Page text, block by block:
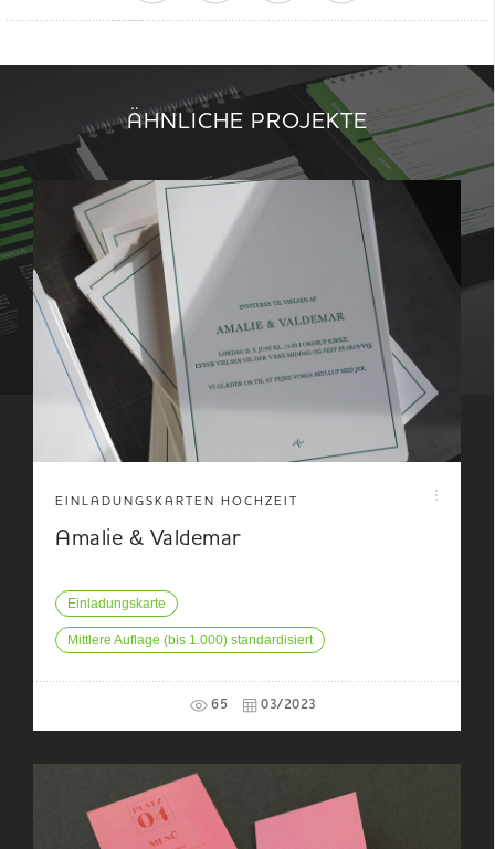
ÄHNLICHE PROJEKTE
EINLADUNGSKARTEN HOCHZEIT
Amalie & Valdemar
Einladungskarte
Mittlere Auflage (bis 1.000) standardisiert
65 03/2023